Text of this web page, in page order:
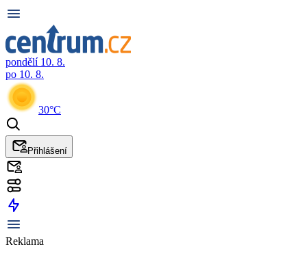
pondělí 10. 8.
po 10. 8.
30°C
Přihlášení
Reklama